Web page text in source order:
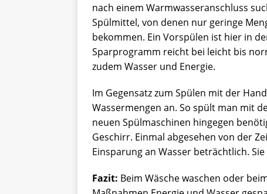
nach einem Warmwasseranschluss
Spülmittel, von denen nur geringe
bekommen. Ein Vorspülen ist hier in
Sparprogramm reicht bei leicht bis
zudem Wasser und Energie.
Im Gegensatz zum Spülen mit der
Wassermengen an. So spült man mit
neuen Spülmaschinen hingegen
Geschirr. Einmal abgesehen von der
Einsparung an Wasser beträchtlich.
Fazit: Beim Wäsche waschen oder